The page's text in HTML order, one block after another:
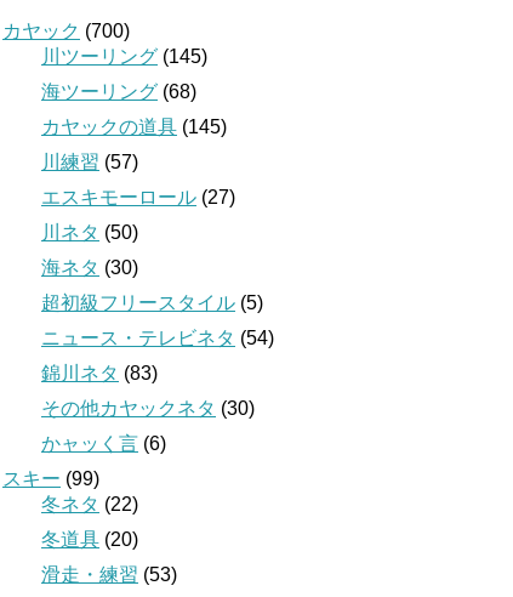
カヤック (700)
川ツーリング (145)
海ツーリング (68)
カヤックの道具 (145)
川練習 (57)
エスキモーロール (27)
川ネタ (50)
海ネタ (30)
超初級フリースタイル (5)
ニュース・テレビネタ (54)
錦川ネタ (83)
その他カヤックネタ (30)
かャッく言 (6)
スキー (99)
冬ネタ (22)
冬道具 (20)
滑走・練習 (53)